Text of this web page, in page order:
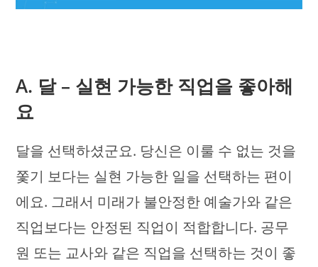
A. 달 – 실현 가능한 직업을 좋아해
요
달을 선택하셨군요. 당신은 이룰 수 없는 것을
쫓기 보다는 실현 가능한 일을 선택하는 편이
에요. 그래서 미래가 불안정한 예술가와 같은
직업보다는 안정된 직업이 적합합니다. 공무
원 또는 교사와 같은 직업을 선택하는 것이 좋